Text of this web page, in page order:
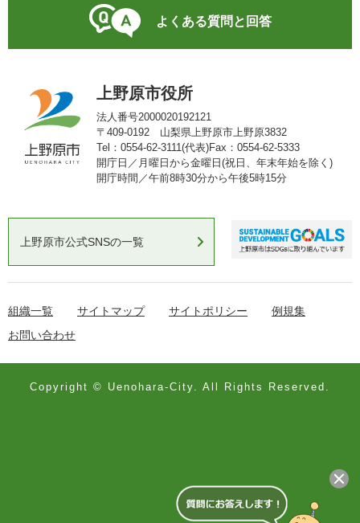
よくある質問と回答
上野原市役所
法人番号2000020192121
〒409-0192 山梨県上野原市上野原3832
Tel：0554-62-3111(代表)Fax：0554-62-5333
開庁日／月曜日から金曜日(祝日、年末年始を除く)
開庁時間／午前8時30分から午後5時15分
上野原市公式SNSの一覧
組織一覧 サイトマップ サイトポリシー
例規集
お問い合わせ
Copyright © Uenohara-City. All Rights Reserved.